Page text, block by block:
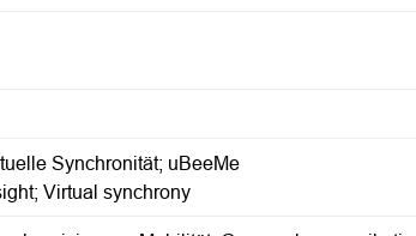
Synchronität; uBeeMe
Virtual synchrony